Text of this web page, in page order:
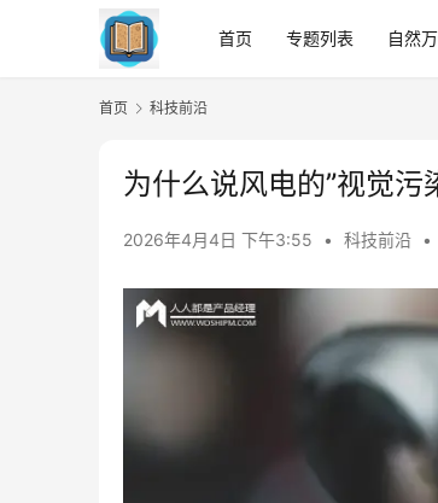
首页 专题列表 自然
首页 科技前沿
为什么说风电的”视觉污
2026年4月4日 下午3:55 • 科技前沿 •